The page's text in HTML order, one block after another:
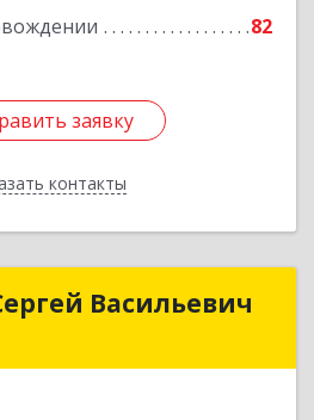
82
заявку
контакты
Подробнее
заявку
Назад
Васильевич
Васильевич